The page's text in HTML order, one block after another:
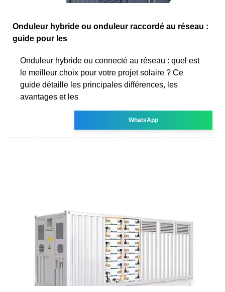
Onduleur hybride ou onduleur raccordé au réseau :
guide pour les
Onduleur hybride ou connecté au réseau : quel est
le meilleur choix pour votre projet solaire ? Ce
guide détaille les principales différences, les
avantages et les
WhatsApp